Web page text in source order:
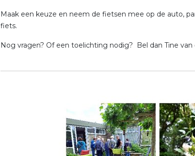
Maak een keuze en neem de fietsen mee op de auto,
fiets.
Nog vragen? Of een toelichting nodig? Bel dan Tine van